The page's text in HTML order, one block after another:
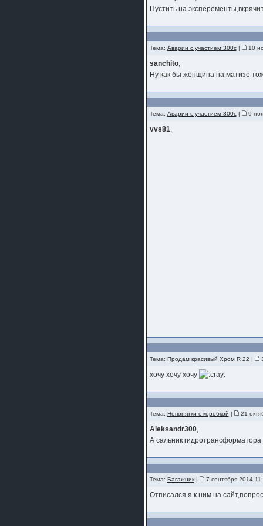
Пустить на
Тема: Аварии с участием 300с| 10
sanchito,
Ну как бы женщина на матизе
Тема: Аварии с участием 300с| 9
vvs81,
Тема: Продам красивый Хром R 22 |
хочу хочу хочу
Тема: Непонятки с коробкой | 21
Aleksandr300,
А сальник
Тема: Багажник| 7 сентября 2014
Отписался я к ним на